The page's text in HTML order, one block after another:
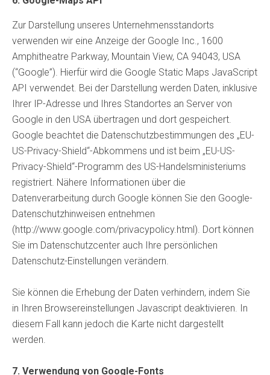
Zur Darstellung unseres Unternehmensstandorts
verwenden wir eine Anzeige der Google Inc., 1600
Amphitheatre Parkway, Mountain View, CA 94043, USA
(“Google”). Hierfür wird die Google Static Maps JavaScript
API verwendet. Bei der Darstellung werden Daten, inklusive
Ihrer IP-Adresse und Ihres Standortes an Server von
Google in den USA übertragen und dort gespeichert.
Google beachtet die Datenschutzbestimmungen des „EU-
US-Privacy-Shield“-Abkommens und ist beim „EU-US-
Privacy-Shield“-Programm des US-Handelsministeriums
registriert. Nähere Informationen über die
Datenverarbeitung durch Google können Sie den Google-
Datenschutzhinweisen entnehmen
(http://www.google.com/privacypolicy.html). Dort können
Sie im Datenschutzcenter auch Ihre persönlichen
Datenschutz-Einstellungen verändern.
Sie können die Erhebung der Daten verhindern, indem Sie
in Ihren Browsereinstellungen Javascript deaktivieren. In
diesem Fall kann jedoch die Karte nicht dargestellt
werden.
7. Verwendung von Google-Fonts